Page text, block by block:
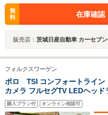
無
料
在庫確認
販売店： 茨城日産自動車 カーセブ
フォルクスワーゲン
ポロ TSI コンフォートライ
カメラ フルセグTV LEDヘッド
ミ デジタルインナーミラー
購入プラン付 オンライン相談可